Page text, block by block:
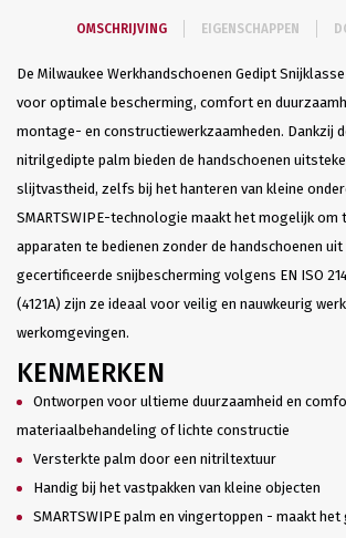
OMSCHRIJVING EIGENSCHAPPEN
De Milwaukee Werkhandschoenen Gedipt
voor optimale bescherming, comfort en
montage- en constructiewerkzaamheden. Dankzij
nitrilgedipte palm bieden de handschoenen
slijtvastheid, zelfs bij het hanteren van kleine
SMARTSWIPE-technologie maakt het mogelijk om
apparaten te bedienen zonder de handschoenen
gecertificeerde snijbescherming volgens EN ISO
(4121A) zijn ze ideaal voor veilig en nauwkeurig
werkomgevingen.
KENMERKEN
Ontworpen voor ultieme duurzaamheid en
materiaalbehandeling of lichte constructie
Versterkte palm door een nitriltextuur
Handig bij het vastpakken van kleine objecten
SMARTSWIPE palm en vingertoppen - maakt het